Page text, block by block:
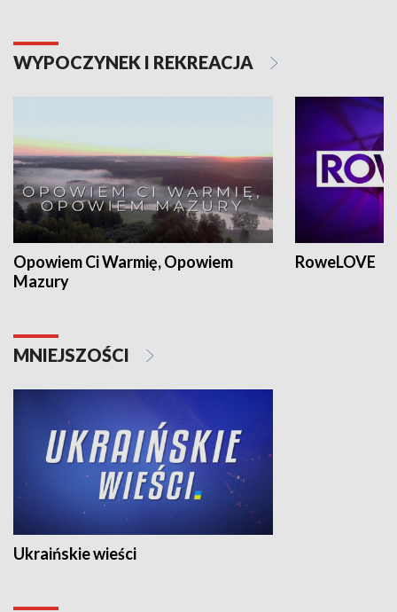
WYPOCZYNEK I REKREACJA
Opowiem Ci Warmię, Opowiem
Mazury
RoweLOVE
MNIEJSZOŚCI
Ukraińskie wieści